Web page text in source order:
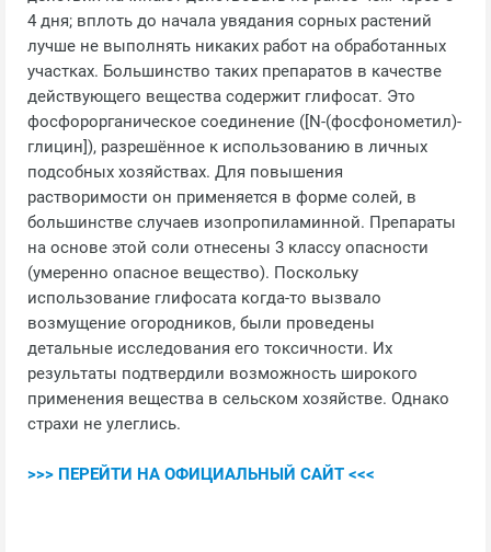
4 дня; вплоть до начала увядания сорных растений
лучше не выполнять никаких работ на обработанных
участках. Большинство таких препаратов в качестве
действующего вещества содержит глифосат. Это
фосфорорганическое соединение ([N-(фосфонометил)-
глицин]), разрешённое к использованию в личных
подсобных хозяйствах. Для повышения
растворимости он применяется в форме солей, в
большинстве случаев изопропиламинной. Препараты
на основе этой соли отнесены 3 классу опасности
(умеренно опасное вещество). Поскольку
использование глифосата когда-то вызвало
возмущение огородников, были проведены
детальные исследования его токсичности. Их
результаты подтвердили возможность широкого
применения вещества в сельском хозяйстве. Однако
страхи не улеглись.
>>> ПЕРЕЙТИ НА ОФИЦИАЛЬНЫЙ САЙТ <<<